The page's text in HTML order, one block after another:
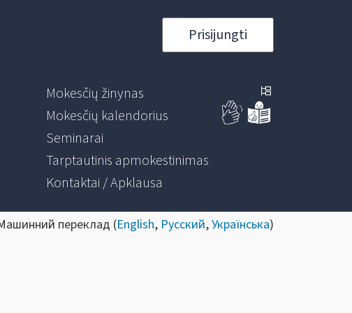
Prisijungti
Mokesčių žinynas
Mokesčių kalendorius
Seminarai
Tarptautinis apmokestinimas
Kontaktai / Apklausa
переклад (English, Русский,Українська)